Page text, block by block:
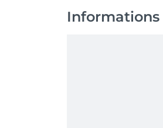
Informations